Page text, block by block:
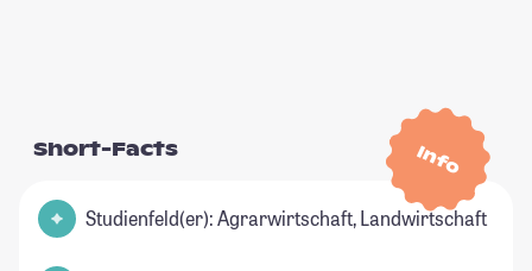
Info
Short-Facts
Studienfeld(er): Agrarwirtschaft, Landwirtschaft